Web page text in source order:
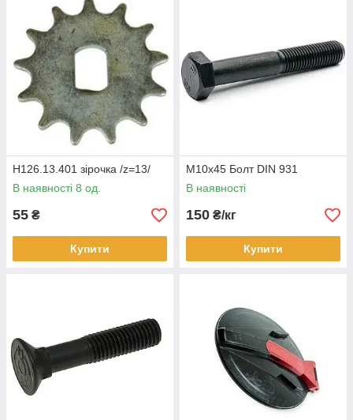
Н126.13.401 зірочка /z=13/
В наявності 8 од.
55 ₴
Купити
М10х45 Болт DIN 931
В наявності
150 ₴/кг
Купити